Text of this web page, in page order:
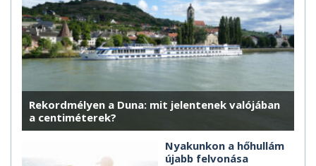
Rekordmélyen a Duna: mit jelentenek valójában
a centiméterek?
Nyakunkon a hőhullám
újabb felvonása